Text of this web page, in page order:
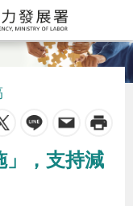
」，支持減